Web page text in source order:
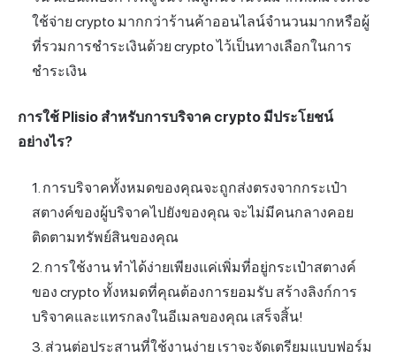
ใช้จ่าย crypto มากกว่าร้านค้าออนไลน์จำนวนมากหรือผู้
ที่รวมการชำระเงินด้วย crypto ไว้เป็นทางเลือกในการ
ชำระเงิน
การใช้ Plisio สำหรับการบริจาค crypto มีประโยชน์
อย่างไร?
การบริจาคทั้งหมดของคุณจะถูกส่งตรงจากกระเป๋า
สตางค์ของผู้บริจาคไปยังของคุณ จะไม่มีคนกลางคอย
ติดตามทรัพย์สินของคุณ
การใช้งาน ทำได้ง่ายเพียงแค่เพิ่มที่อยู่กระเป๋าสตางค์
ของ crypto ทั้งหมดที่คุณต้องการยอมรับ สร้างลิงก์การ
บริจาคและแทรกลงในอีเมลของคุณ เสร็จสิ้น!
ส่วนต่อประสานที่ใช้งานง่าย เราจะจัดเตรียมแบบฟอร์ม